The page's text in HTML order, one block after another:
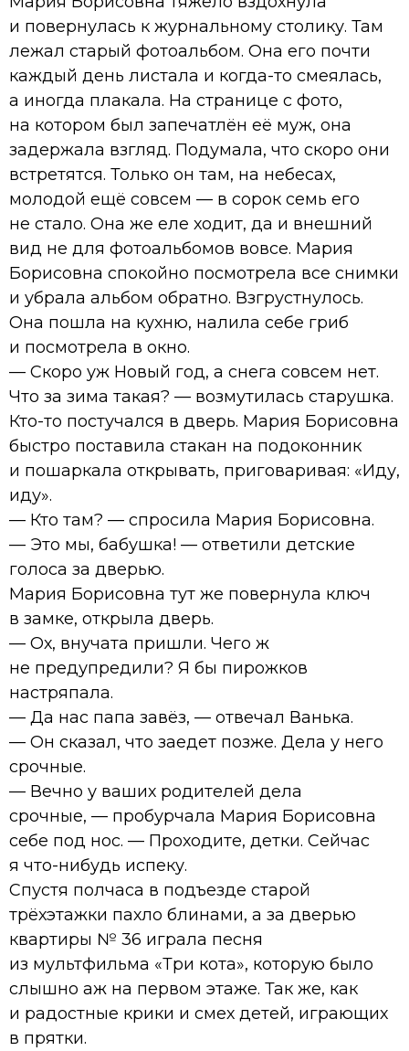
и повернулась к журнальному столику. Там
лежал старый фотоальбом. Она его почти
каждый день листала и когда-то смеялась,
а иногда плакала. На странице с фото,
на котором был запечатлён её муж, она
задержала взгляд. Подумала, что скоро они
встретятся. Только он там, на небесах,
молодой ещё совсем — в сорок семь его
не стало. Она же еле ходит, да и внешний
вид не для фотоальбомов вовсе. Мария
Борисовна спокойно посмотрела все снимки
и убрала альбом обратно. Взгрустнулось.
Она пошла на кухню, налила себе гриб
и посмотрела в окно.
— Скоро уж Новый год, а снега совсем нет.
Что за зима такая? — возмутилась старушка.
Кто-то постучался в дверь. Мария Борисовна
быстро поставила стакан на подоконник
и пошаркала открывать, приговаривая: «Иду,
иду».
— Кто там? — спросила Мария Борисовна.
— Это мы, бабушка! — ответили детские
голоса за дверью.
Мария Борисовна тут же повернула ключ
в замке, открыла дверь.
— Ох, внучата пришли. Чего ж
не предупредили? Я бы пирожков
настряпала.
— Да нас папа завёз, — отвечал Ванька.
— Он сказал, что заедет позже. Дела у него
срочные.
— Вечно у ваших родителей дела
срочные, — пробурчала Мария Борисовна
себе под нос. — Проходите, детки. Сейчас
я что-нибудь испеку.
Спустя полчаса в подъезде старой
трёхэтажки пахло блинами, а за дверью
квартиры № 36 играла песня
из мультфильма «Три кота», которую было
слышно аж на первом этаже. Так же, как
и радостные крики и смех детей, играющих
в прятки.